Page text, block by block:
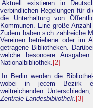
Aktuell existieren in
verbindlichen Regelungen für
die Unterhaltung von
Kommunen. Eine große
Zudem haben sich zahlreiche
Vereinen betriebene oder im
getragene Bibliotheken.
welche besondere
Nationalbibliothek. [2]
In Berlin werden die
wobei in jedem Bezirk
weitreichenden
Zentrale Landesbibliothek. [3]